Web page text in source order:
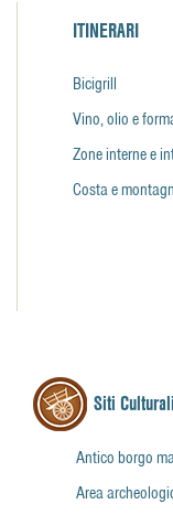
ITINERARI
Bicigrill
Vino, olio e
Zone interne e
Costa e
Siti Culturali
Antico borgo
Area